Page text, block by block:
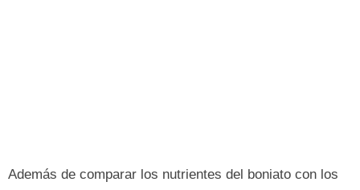
Además de comparar los nutrientes del boniato con los